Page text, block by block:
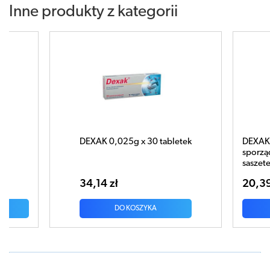
Inne produkty z kategorii
DEXAK 0,025g x 30 tabletek
34,14 zł
DO KOSZYKA